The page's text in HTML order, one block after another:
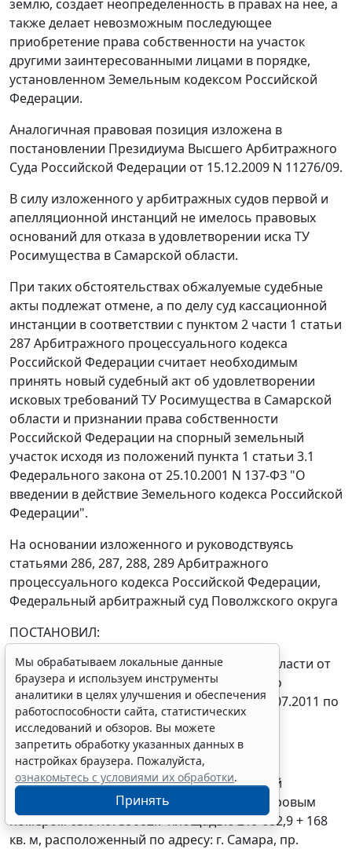
землю, создает неопределенность в правах на нее, а
также делает невозможным последующее
приобретение права собственности на участок
другими заинтересованными лицами в порядке,
установленном Земельным кодексом Российской
Федерации.
Аналогичная правовая позиция изложена в
постановлении Президиума Высшего Арбитражного
Суда Российской Федерации от 15.12.2009 N 11276/09.
В силу изложенного у арбитражных судов первой и
апелляционной инстанций не имелось правовых
оснований для отказа в удовлетворении иска ТУ
Росимущества в Самарской области.
При таких обстоятельствах обжалуемые судебные
акты подлежат отмене, а по делу суд кассационной
инстанции в соответствии с пунктом 2 части 1 статьи
287Арбитражного процессуального кодекса
Российской Федерации считает необходимым
принять новый судебный акт об удовлетворении
исковых требований ТУ Росимущества в Самарской
области и признании права собственности
Российской Федерации на спорный земельный
участок исходя из положений пункта 1 статьи 3.1
Федерального закона от 25.10.2001 N 137-ФЗ "О
введении в действие Земельного кодекса Российской
Федерации".
На основании изложенного и руководствуясь
статьями 286, 287, 288, 289Арбитражного
процессуального кодекса Российской Федерации,
Федеральный арбитражный суд Поволжского округа
ПОСТАНОВИЛ:
решение Арбитражного суда Самарской области от
29.04.2011 и постановление Одиннадцатого
арбитражного апелляционного суда от 14.07.2011 по
делу N А55-19872/2008 отменить.
Иск удовлетворить.
Признать право собственности Российской
Федерации на земельный участок с кадастровым
номером 63:01:0739002:7 площадью 219 682,9 + 168
кв. м, расположенный по адресу: г. Самара, пр.
Мы обрабатываем локальные данные
браузера и используем инструменты
аналитики в целях улучшения и обеспечения
работоспособности сайта, статистических
исследований и обзоров. Вы можете
запретить обработку указанных данных в
настройках браузера. Пожалуйста,
ознакомьтесь с условиями их обработки.
Принять